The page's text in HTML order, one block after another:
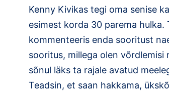
Kenny Kivikas tegi oma senise
esimest korda 30 parema
kommenteeris enda sooritust
sooritus, millega olen võrdlemisi
sõnul läks ta rajale avatud
Teadsin, et saan hakkama,